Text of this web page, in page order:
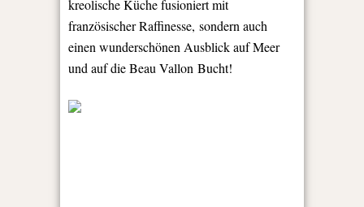
kreolische Küche fusioniert mit
französischer Raffinesse, sondern auch
einen wunderschönen Ausblick auf Meer
und auf die Beau Vallon Bucht!